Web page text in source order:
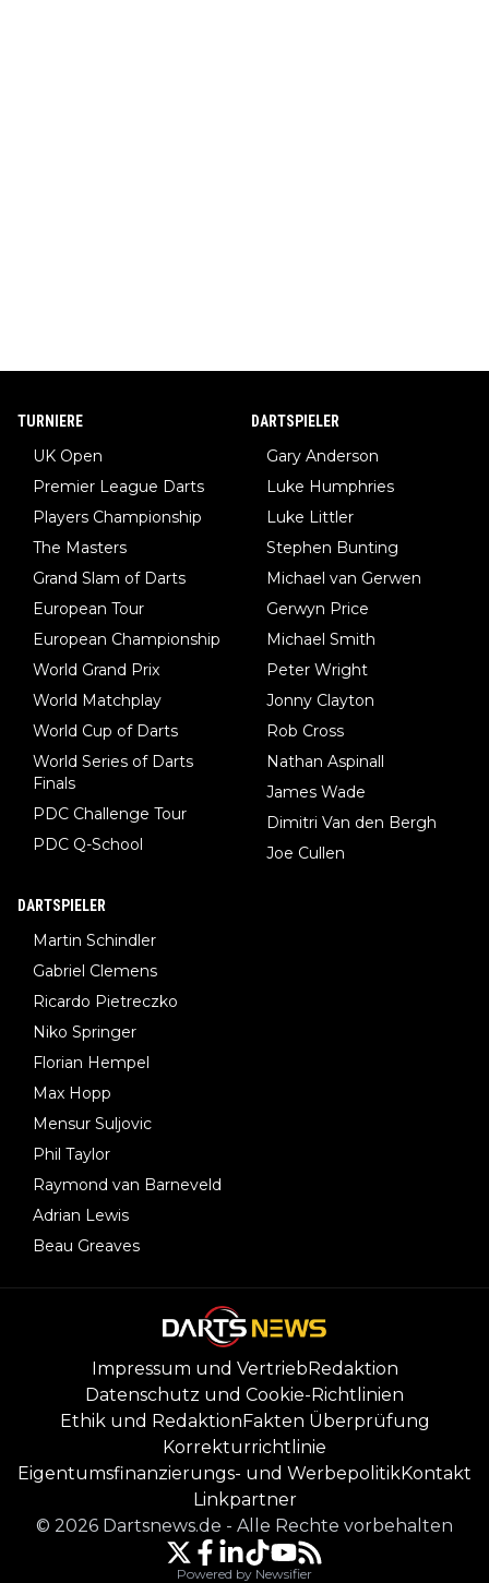
TURNIERE
UK Open
Premier League Darts
Players Championship
The Masters
Grand Slam of Darts
European Tour
European Championship
World Grand Prix
World Matchplay
World Cup of Darts
World Series of Darts
Finals
PDC Challenge Tour
PDC Q-School
DARTSPIELER
Gary Anderson
Luke Humphries
Luke Littler
Stephen Bunting
Michael van Gerwen
Gerwyn Price
Michael Smith
Peter Wright
Jonny Clayton
Rob Cross
Nathan Aspinall
James Wade
Dimitri Van den Bergh
Joe Cullen
DARTSPIELER
Martin Schindler
Gabriel Clemens
Ricardo Pietreczko
Niko Springer
Florian Hempel
Max Hopp
Mensur Suljovic
Phil Taylor
Raymond van Barneveld
Adrian Lewis
Beau Greaves
Impressum und VertriebRedaktion
Datenschutz und Cookie-Richtlinien
Ethik und RedaktionFakten Überprüfung
Korrekturrichtlinie
Eigentumsfinanzierungs- und WerbepolitikKontakt
Linkpartner
© 2026 Dartsnews.de - Alle Rechte vorbehalten
Powered by Newsifier